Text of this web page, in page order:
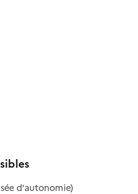
d'autonomie)